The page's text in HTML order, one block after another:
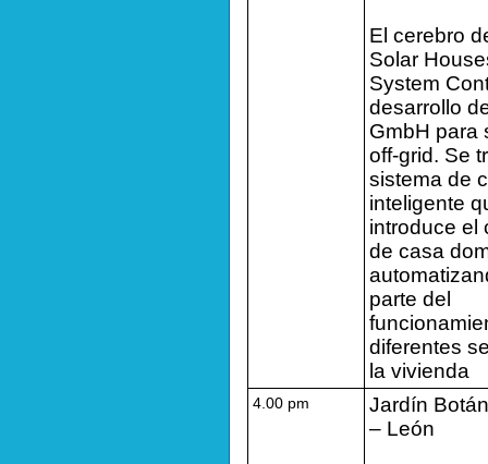
El cerebro
Solar
System
desarrollo
GmbH para
off-grid. Se
sistema de
inteligente
introduce el
de casa
parte del
diferentes
la vivienda
4.00 pm
Jardín
– León